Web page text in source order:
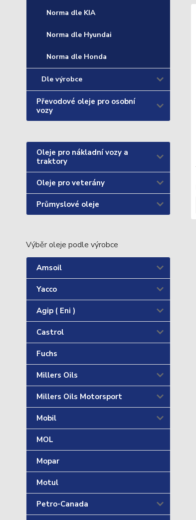
Norma dle KIA
Norma dle Hyundai
Norma dle Honda
Dle výrobce
Převodové oleje pro osobní
vozy
Oleje pro nákladní vozy a
traktory
Oleje pro veterány
Průmyslové oleje
Výběr oleje podle výrobce
Amsoil
Yacco
Agip ( Eni )
Castrol
Fuchs
Millers Oils
Millers Oils Motorsport
Mobil
MOL
Mopar
Motul
Petro-Canada